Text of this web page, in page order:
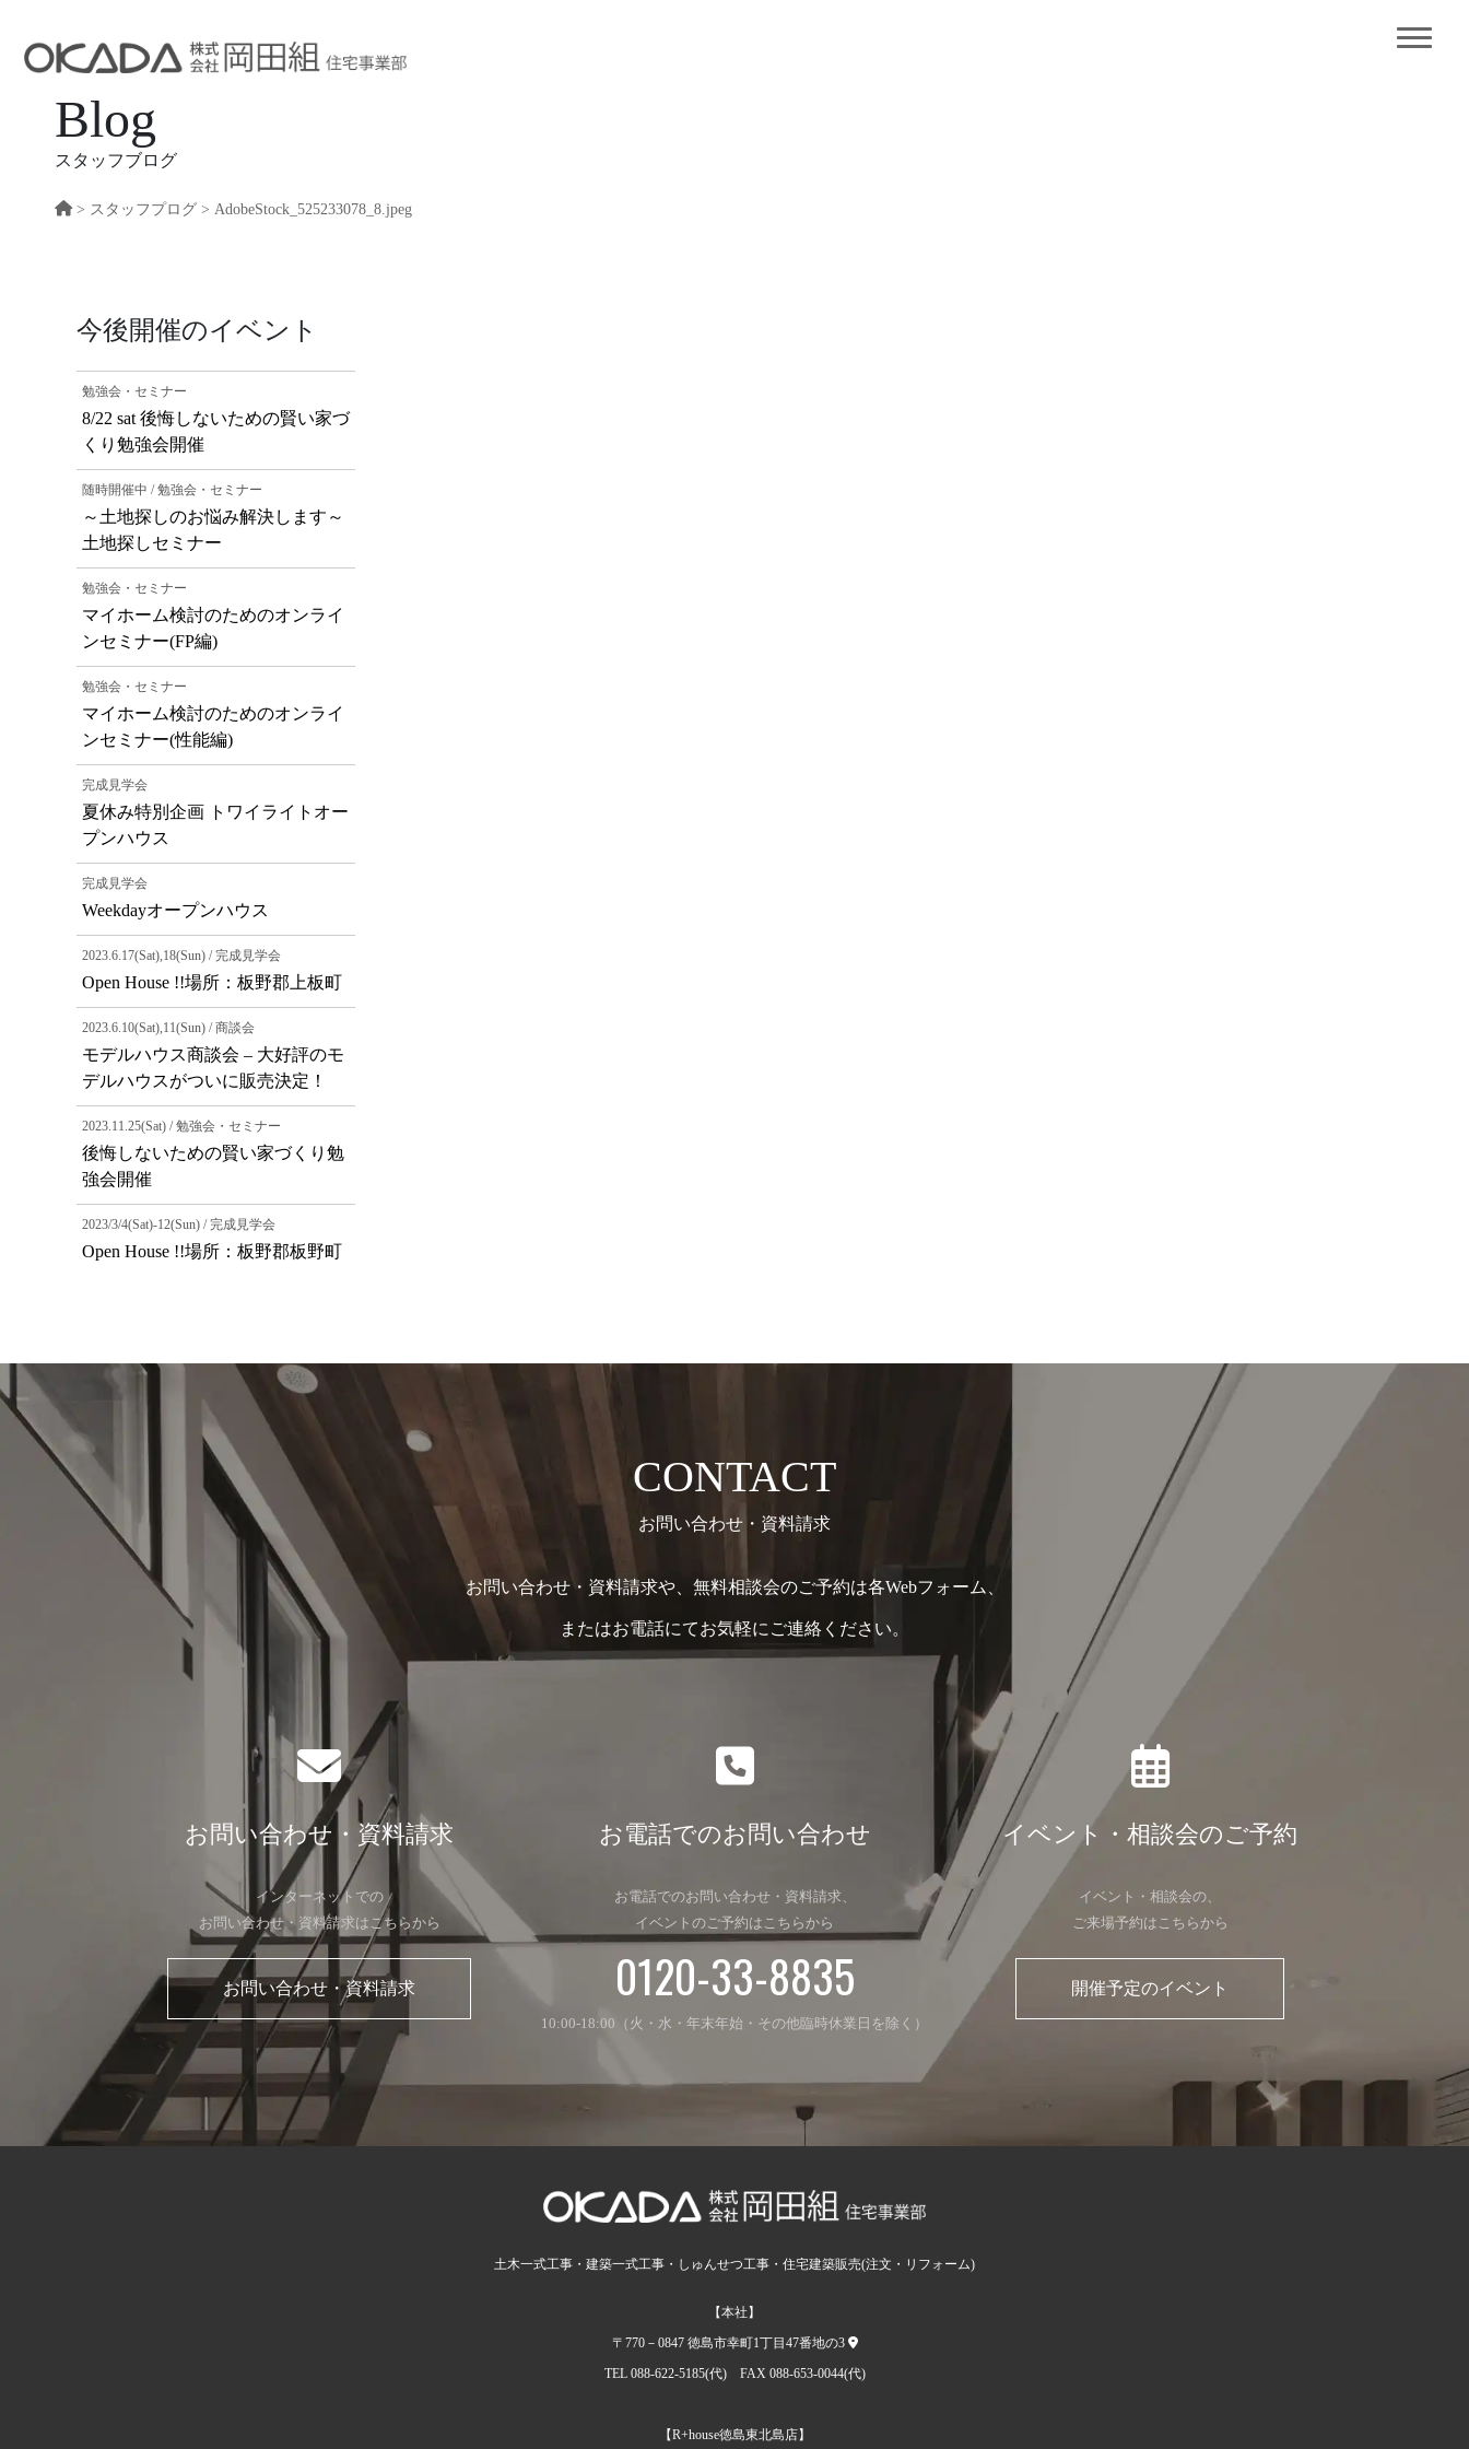
Blog
スタッフブログ
> スタッフプログ > AdobeStock_525233078_8.jpeg
今後開催のイベント
勉強会・セミナー
8/22 sat 後悔しないための賢い家づ
くり勉強会開催
随時開催中 / 勉強会・セミナー
～土地探しのお悩み解決します～
土地探しセミナー
勉強会・セミナー
マイホーム検討のためのオンライ
ンセミナー(FP編)
勉強会・セミナー
マイホーム検討のためのオンライ
ンセミナー(性能編)
完成見学会
夏休み特別企画 トワイライトオー
プンハウス
完成見学会
Weekdayオープンハウス
2023.6.17(Sat),18(Sun) / 完成見学会
Open House !!場所：板野郡上板町
2023.6.10(Sat),11(Sun) / 商談会
モデルハウス商談会 – 大好評のモ
デルハウスがついに販売決定！
2023.11.25(Sat) / 勉強会・セミナー
後悔しないための賢い家づくり勉
強会開催
2023/3/4(Sat)-12(Sun) / 完成見学会
Open House !!場所：板野郡板野町
CONTACT
お問い合わせ・資料請求
お問い合わせ・資料請求や、無料相談会のご予約は各Webフォーム、
またはお電話にてお気軽にご連絡ください。
お問い合わせ・資料請求
インターネットでの
お問い合わせ・資料請求はこちらから
お問い合わせ・資料請求
お電話でのお問い合わせ
お電話でのお問い合わせ・資料請求、
イベントのご予約はこちらから
0120-33-8835
10:00-18:00（火・水・年末年始・その他臨時休業日を除く）
イベント・相談会のご予約
イベント・相談会の、
ご来場予約はこちらから
開催予定のイベント
土木一式工事・建築一式工事・しゅんせつ工事・住宅建築販売(注文・リフォーム)
【本社】
〒770－0847 徳島市幸町1丁目47番地の3
TEL 088-622-5185(代) FAX 088-653-0044(代)
【R+house徳島東北島店】